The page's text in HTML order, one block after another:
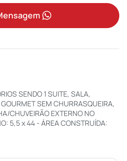
SENDO 1 SUITE, SALA,
SEM CHURRASQUEIRA,
CHUVEIRÃO EXTERNO NO
5,5 x 44 - ÁREA CONSTRUÍDA: